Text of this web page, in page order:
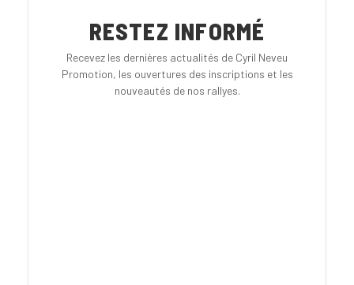
RESTEZ INFORMÉ
Recevez les dernières actualités de Cyril Neveu
Promotion, les ouvertures des inscriptions et les
nouveautés de nos rallyes.